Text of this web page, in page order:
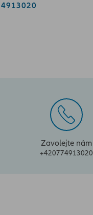
Zavolejte nám
+420774913020